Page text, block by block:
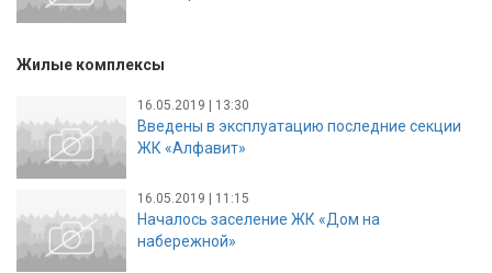
Жилые комплексы
16.05.2019 | 13:30
Введены в эксплуатацию последние секции
ЖК «Алфавит»
16.05.2019 | 11:15
Началось заселение ЖК «Дом на
набережной»